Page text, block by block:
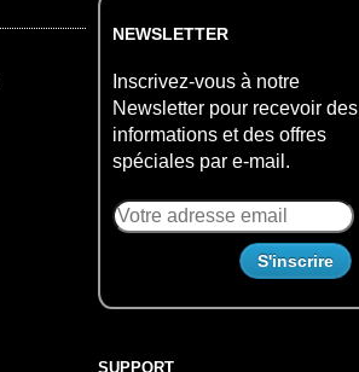
NEWSLETTER
Inscrivez-vous à notre
Newsletter pour recevoir des
informations et des offres
spéciales par e-mail.
SUPPORT